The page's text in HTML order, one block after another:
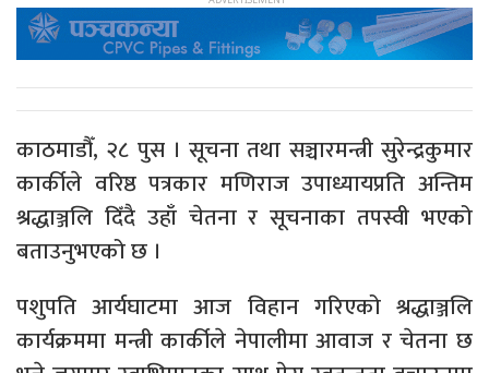
काठमाडौँ, २८ पुस । सूचना तथा सञ्चारमन्त्री सुरेन्द्रकुमार
कार्कीले वरिष्ठ पत्रकार मणिराज उपाध्यायप्रति अन्तिम
श्रद्धाञ्जलि दिँदै उहाँ चेतना र सूचनाका तपस्वी भएको
बताउनुभएको छ ।
पशुपति आर्यघाटमा आज विहान गरिएको श्रद्धाञ्जलि
कार्यक्रममा मन्त्री कार्कीले नेपालीमा आवाज र चेतना छ